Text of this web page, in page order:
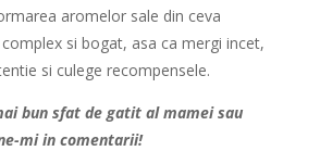
aromelor sale din ceva
si bogat, asa ca mergi incet,
si culege recompensele.
bun sfat de gatit al mamei sau
mi in comentarii!